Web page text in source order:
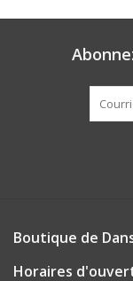
Boutique de
Horaires